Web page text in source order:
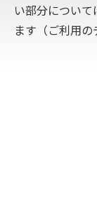
い部分につい
ます（ご利用の